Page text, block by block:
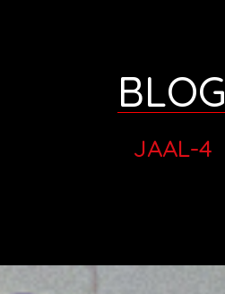
BLOG
JAAL-4